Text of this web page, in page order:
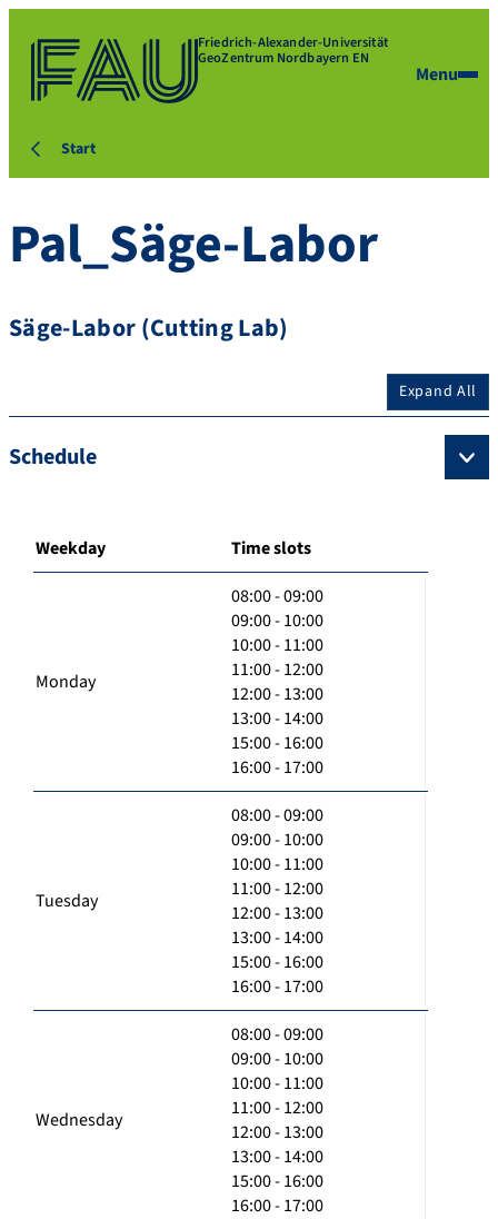
Friedrich-Alexander-Universität
GeoZentrum Nordbayern EN
Menu
Start
Pal_Säge-Labor
Säge-Labor (Cutting Lab)
Expand All
Schedule
Weekday Time slots
Monday
08:00 - 09:00
09:00 - 10:00
10:00 - 11:00
11:00 - 12:00
12:00 - 13:00
13:00 - 14:00
15:00 - 16:00
16:00 - 17:00
Tuesday
08:00 - 09:00
09:00 - 10:00
10:00 - 11:00
11:00 - 12:00
12:00 - 13:00
13:00 - 14:00
15:00 - 16:00
16:00 - 17:00
Wednesday
08:00 - 09:00
09:00 - 10:00
10:00 - 11:00
11:00 - 12:00
12:00 - 13:00
13:00 - 14:00
15:00 - 16:00
16:00 - 17:00